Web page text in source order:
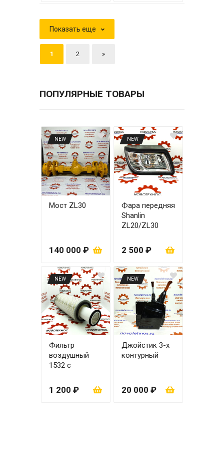
Показать еще
1 2 »
ПОПУЛЯРНЫЕ ТОВАРЫ
NEW
Мост ZL30
140 000 ₽
NEW
Фара передняя
Shanlin
ZL20/ZL30
2 500 ₽
NEW
Фильтр
воздушный
1532 с
1 200 ₽
NEW
Джойстик 3-х
контурный
20 000 ₽